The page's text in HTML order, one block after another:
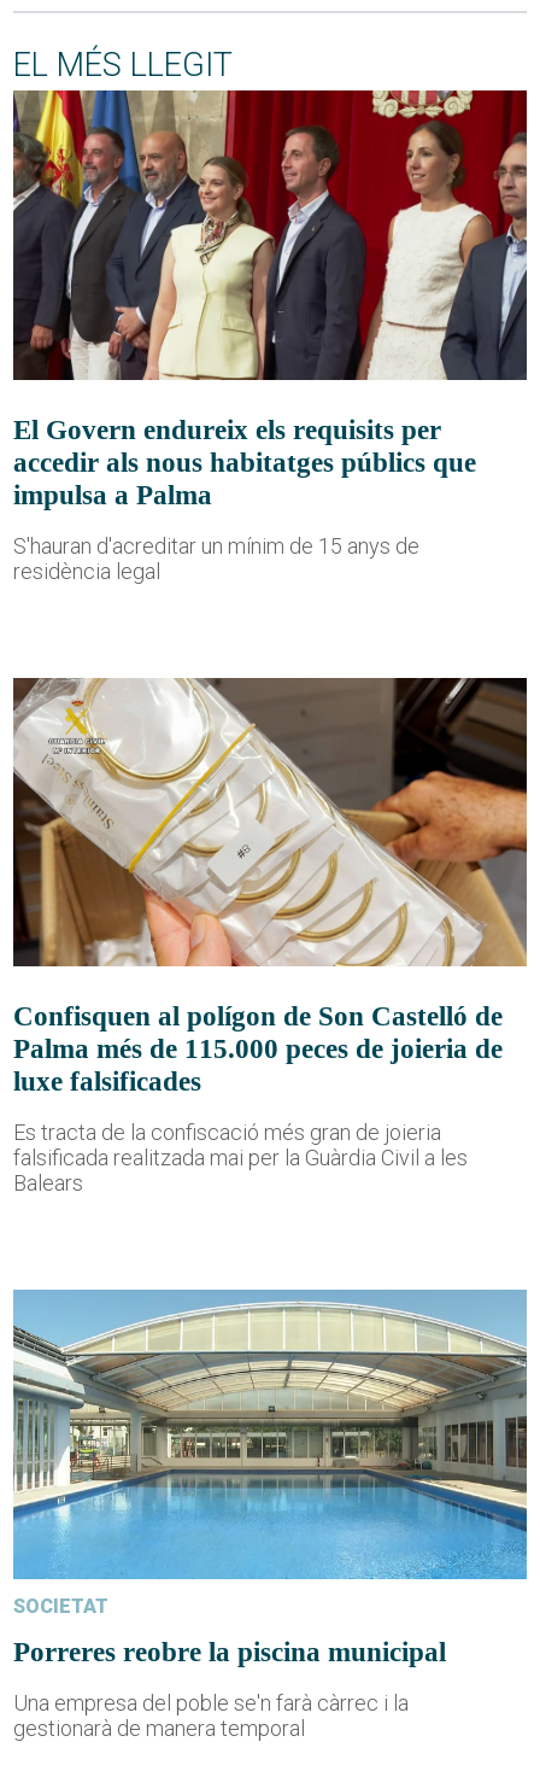
EL MÉS LLEGIT
El Govern endureix els requisits per
accedir als nous habitatges públics que
impulsa a Palma
S'hauran d'acreditar un mínim de 15 anys de
residència legal
Confisquen al polígon de Son Castelló de
Palma més de 115.000 peces de joieria de
luxe falsificades
Es tracta de la confiscació més gran de joieria
falsificada realitzada mai per la Guàrdia Civil a les
Balears
SOCIETAT
Porreres reobre la piscina municipal
Una empresa del poble se'n farà càrrec i la
gestionarà de manera temporal